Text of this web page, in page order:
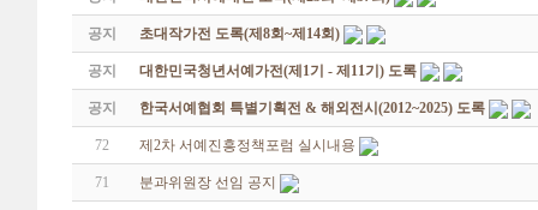
공지 초대작가전 도록(제8회~제14회)
공지 대한민국청년서예가전(제1기 - 제11기) 도록
공지 한국서예협회 특별기획전 & 해외전시(2012~2025) 도록
72 제2차 서예진흥정책포럼 실시내용
71 분과위원장 선임 공지